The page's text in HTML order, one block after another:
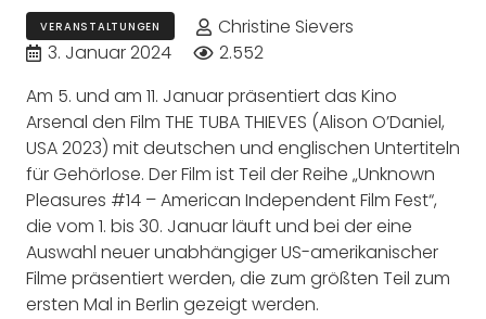
VERANSTALTUNGEN
Christine Sievers
3. Januar 2024
2.552
Am 5. und am 11. Januar präsentiert das Kino
Arsenal den Film THE TUBA THIEVES (Alison O’Daniel,
USA 2023) mit deutschen und englischen Untertiteln
für Gehörlose. Der Film ist Teil der Reihe „Unknown
Pleasures #14 – American Independent Film Fest“,
die vom 1. bis 30. Januar läuft und bei der eine
Auswahl neuer unabhängiger US-amerikanischer
Filme präsentiert werden, die zum größten Teil zum
ersten Mal in Berlin gezeigt werden.